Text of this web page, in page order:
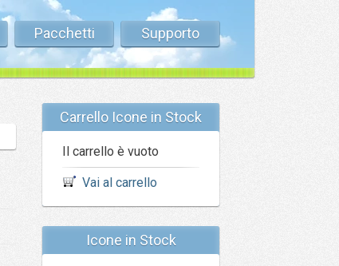
Pacchetti Supporto
Carrello Icone in Stock
Il carrello è vuoto
Vai al carrello
Icone in Stock